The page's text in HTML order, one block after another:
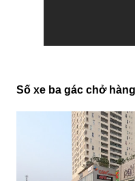
Số xe ba gác chở